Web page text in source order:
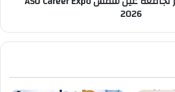
2026